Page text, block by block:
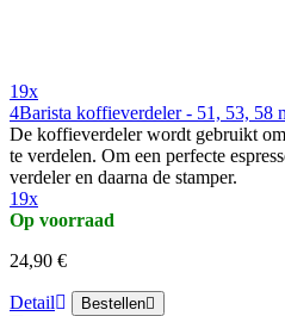
19x
4Barista koffieverdeler - 51, 53, 58
De koffieverdeler wordt gebruikt
te verdelen. Om een perfecte
verdeler en daarna de stamper.
19x
Op voorraad
24,90 €
Detail Bestellen